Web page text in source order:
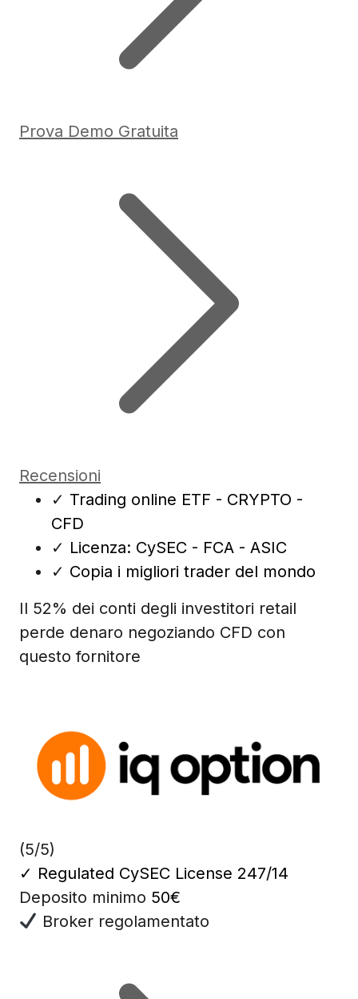
Prova Demo Gratuita
Recensioni
✓ Trading online ETF - CRYPTO -
CFD
✓ Licenza: CySEC - FCA - ASIC
✓ Copia i migliori trader del mondo
Il 52% dei conti degli investitori retail
perde denaro negoziando CFD con
questo fornitore
(5/5)
✓ Regulated CySEC License 247/14
Deposito minimo 50€
Broker regolamentato